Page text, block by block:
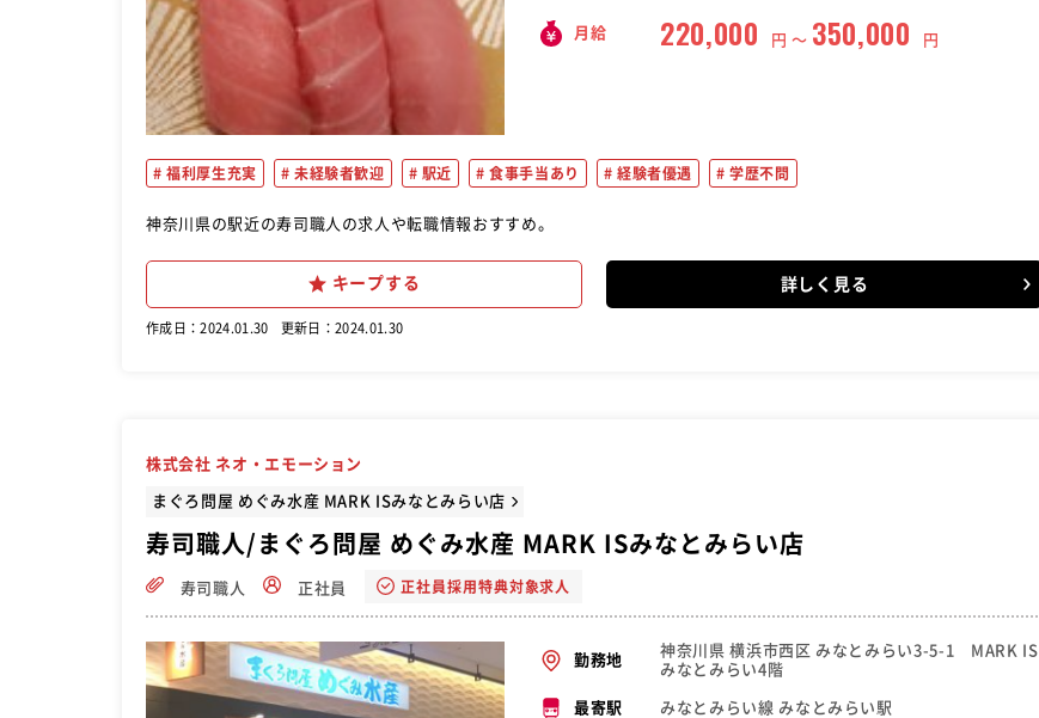
月給 220,000 円 〜 350,000 円
福利厚生充実 未経験者歓迎 駅近 食事手当あり 経験者優遇 学歴不問
神奈川県の駅近の寿司職人の求人や転職情報おすすめ。
キープする 詳しく見る
作成日：2024.01.30 更新日：2024.01.30
株式会社 ネオ・エモーション
まぐろ問屋 めぐみ水産 MARK ISみなとみらい店
寿司職人/まぐろ問屋 めぐみ水産 MARK ISみなとみらい店
寿司職人 正社員 正社員採用特典対象求人
勤務地
神奈川県 横浜市西区 みなとみらい3-5-1 MARK IS
みなとみらい4階
最寄駅 みなとみらい線 みなとみらい駅